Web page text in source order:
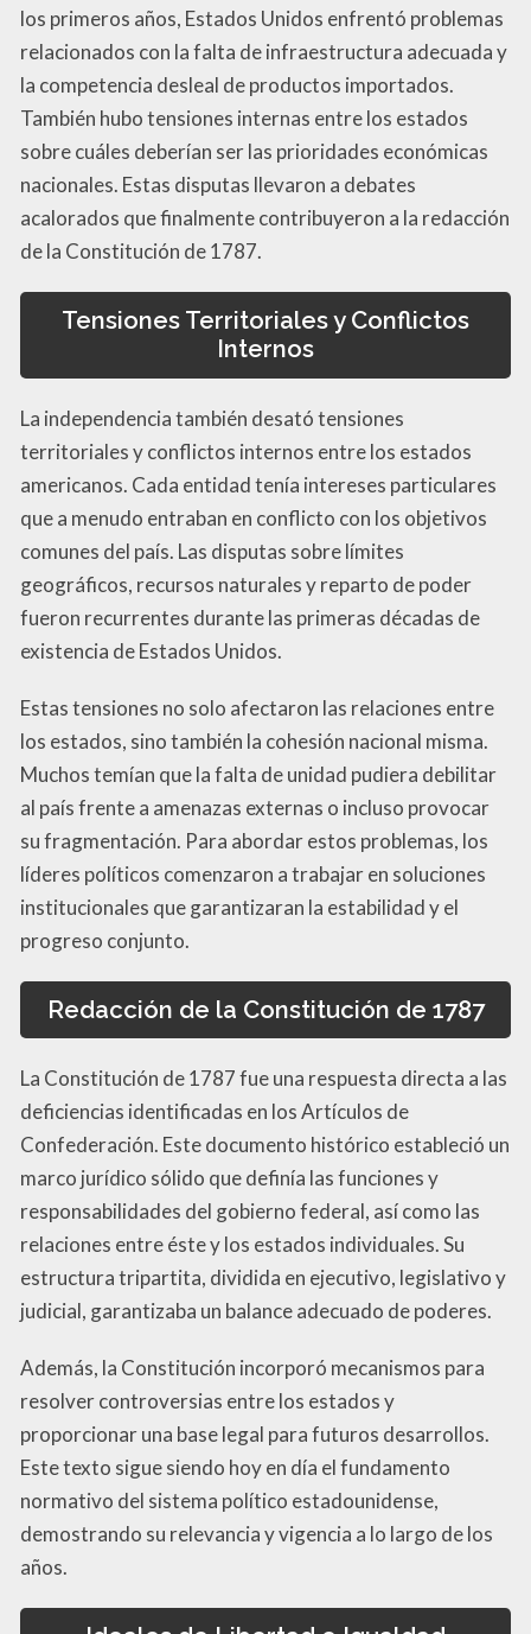
los primeros años, Estados Unidos enfrentó problemas
relacionados con la falta de infraestructura adecuada y
la competencia desleal de productos importados.
También hubo tensiones internas entre los estados
sobre cuáles deberían ser las prioridades económicas
nacionales. Estas disputas llevaron a debates
acalorados que finalmente contribuyeron a la redacción
de la Constitución de 1787.
Tensiones Territoriales y Conflictos
Internos
La independencia también desató tensiones
territoriales y conflictos internos entre los estados
americanos. Cada entidad tenía intereses particulares
que a menudo entraban en conflicto con los objetivos
comunes del país. Las disputas sobre límites
geográficos, recursos naturales y reparto de poder
fueron recurrentes durante las primeras décadas de
existencia de Estados Unidos.
Estas tensiones no solo afectaron las relaciones entre
los estados, sino también la cohesión nacional misma.
Muchos temían que la falta de unidad pudiera debilitar
al país frente a amenazas externas o incluso provocar
su fragmentación. Para abordar estos problemas, los
líderes políticos comenzaron a trabajar en soluciones
institucionales que garantizaran la estabilidad y el
progreso conjunto.
Redacción de la Constitución de 1787
La Constitución de 1787 fue una respuesta directa a las
deficiencias identificadas en los Artículos de
Confederación. Este documento histórico estableció un
marco jurídico sólido que definía las funciones y
responsabilidades del gobierno federal, así como las
relaciones entre éste y los estados individuales. Su
estructura tripartita, dividida en ejecutivo, legislativo y
judicial, garantizaba un balance adecuado de poderes.
Además, la Constitución incorporó mecanismos para
resolver controversias entre los estados y
proporcionar una base legal para futuros desarrollos.
Este texto sigue siendo hoy en día el fundamento
normativo del sistema político estadounidense,
demostrando su relevancia y vigencia a lo largo de los
años.